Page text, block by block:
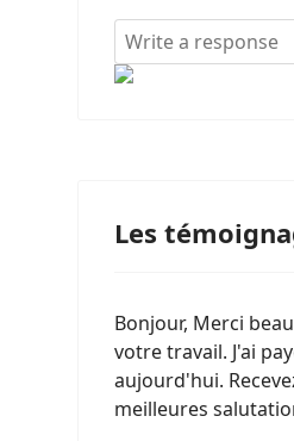
Les
Bonjour, Merci
votre travail. J'ai
aujourd'hui.
meilleures